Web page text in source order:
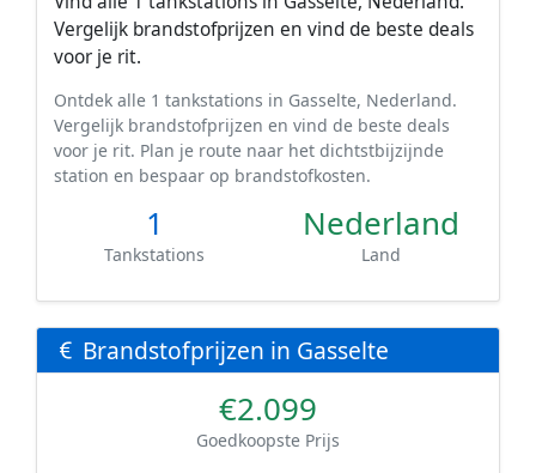
Vergelijk brandstofprijzen en vind de beste deals
voor je rit.
Ontdek alle 1 tankstations in Gasselte, Nederland.
Vergelijk brandstofprijzen en vind de beste deals
voor je rit. Plan je route naar het dichtstbijzijnde
station en bespaar op brandstofkosten.
1
Tankstations
Nederland
Land
Brandstofprijzen in Gasselte
€2.099
Goedkoopste Prijs